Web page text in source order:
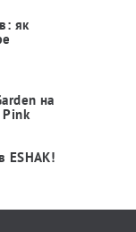
як
на
Pink
ESHAK!